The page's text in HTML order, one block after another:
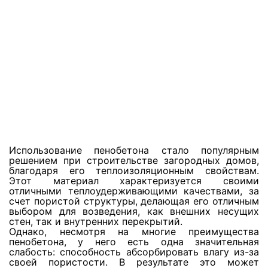
Откачка воды с паркинга
Откачка воды с пола
Откачка воды с натяжных потолков
Использование пенобетона стало популярным
решением при строительстве загородных домов,
благодаря его теплоизоляционным свойствам.
Этот материал характеризуется своими
отличными теплоудерживающими качествами, за
счет пористой структуры, делающая его отличным
выбором для возведения, как внешних несущих
стен, так и внутренних перекрытий.
Однако, несмотря на многие преимущества
пенобетона, у него есть одна значительная
слабость: способность абсорбировать влагу из-за
своей пористости. В результате это может